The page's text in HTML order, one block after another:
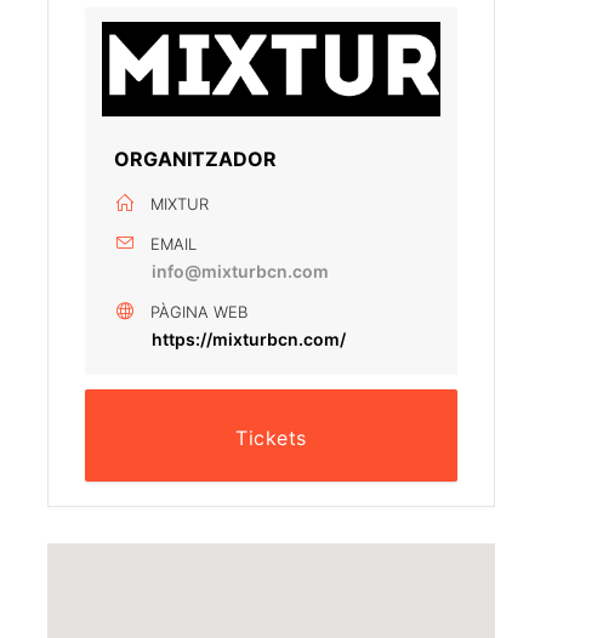
ORGANITZADOR
MIXTUR
EMAIL
info@mixturbcn.com
PÀGINA WEB
https://mixturbcn.com/
Tickets